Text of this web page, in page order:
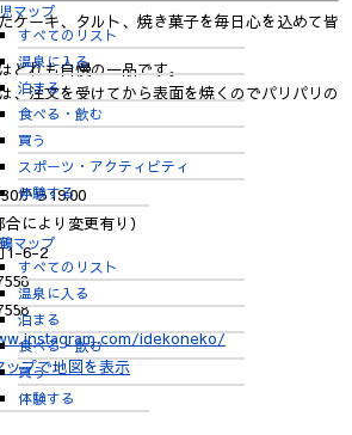
マップ
すべてのリスト
温泉に入る
泊まる
食べる・飲む
買う
スポーツ・アクティビティ
体験する
マップ
すべてのリスト
温泉に入る
泊まる
食べる・飲む
買う
体験する
ケーキ、タルト、焼き菓子を毎日心を込めて皆
どれも自慢の一品です。
、注文を受けてから表面を焼くのでパリパリの
から19:00
により変更有り）
1-6-2
idekoneko/
ップで地図を表示